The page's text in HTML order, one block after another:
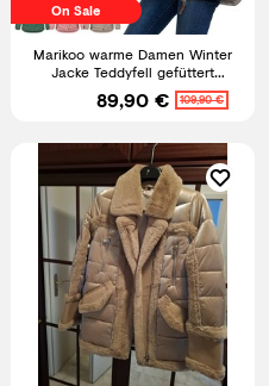
On Sale
Marikoo warme Damen Winter
Jacke Teddyfell gefüttert
Winterjacke Kapuze NEU B802
89,90 € 109,90 €